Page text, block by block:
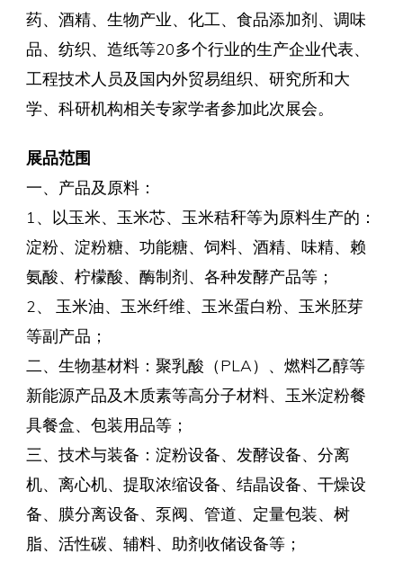
药、酒精、生物产业、化工、食品添加剂、调味
品、纺织、造纸等20多个行业的生产企业代表、
工程技术人员及国内外贸易组织、研究所和大
学、科研机构相关专家学者参加此次展会。
展品范围
一、产品及原料：
1、以玉米、玉米芯、玉米秸秆等为原料生产的：
淀粉、淀粉糖、功能糖、饲料、酒精、味精、赖
氨酸、柠檬酸、酶制剂、各种发酵产品等；
2、 玉米油、玉米纤维、玉米蛋白粉、玉米胚芽
等副产品；
二、生物基材料：聚乳酸（PLA）、燃料乙醇等
新能源产品及木质素等高分子材料、玉米淀粉餐
具餐盒、包装用品等；
三、技术与装备：淀粉设备、发酵设备、分离
机、离心机、提取浓缩设备、结晶设备、干燥设
备、膜分离设备、泵阀、管道、定量包装、树
脂、活性碳、辅料、助剂收储设备等；